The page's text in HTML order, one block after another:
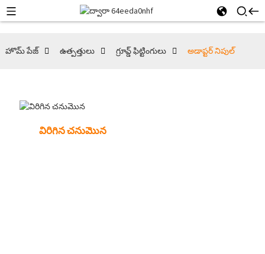
హొమ్ పేజ్ ఉత్పత్తులు గ్రూవ్డ్ ఫిట్టింగులు అడాప్టర్ నిపుల్
విరిగిన చనుమొన